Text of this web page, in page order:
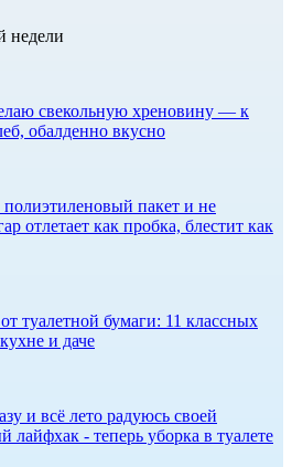
недели
свекольную хреновину — к
обалденно вкусно
пакет и не
отлетает как пробка, блестит как
туалетной бумаги: 11 классных
и даче
и всё лето радуюсь своей
лайфхак - теперь уборка в туалете